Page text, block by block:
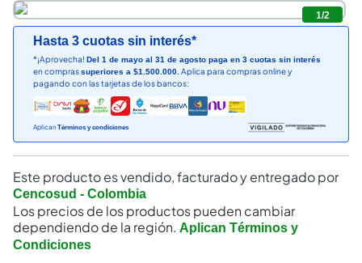
aceite
queso
pollo
carne
1/2
Hasta 3 cuotas sin interés*
*¡Aprovecha! Del 1 de mayo al 31 de agosto paga en 3 cuotas sin interés
en comprassuperiores a $1.500.000. Aplica para compras online y
pagando con las tarjetas de los bancos:
Aplican Términos y condiciones
Este producto es vendido, facturado y entregado por
Cencosud - Colombia
Los precios de los productos pueden cambiar
dependiendo de la región. Aplican Términos y
Condiciones